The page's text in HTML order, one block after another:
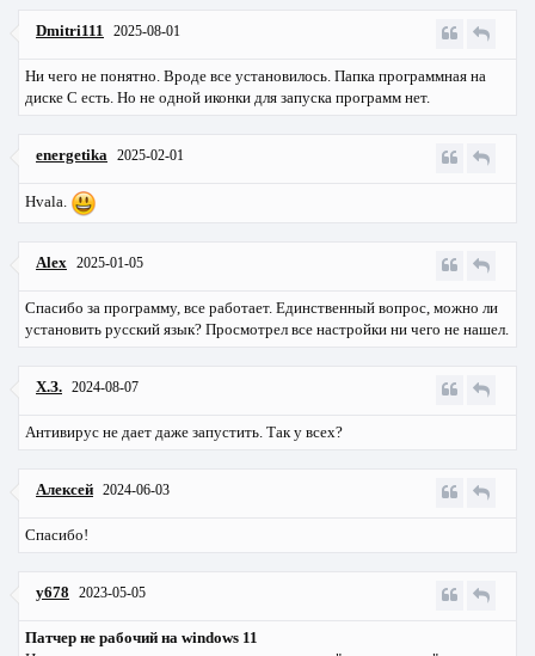
Dmitri111 2025-08-01
Ни чего не понятно. Вроде все установилось. Папка программная на
диске С есть. Но не одной иконки для запуска программ нет.
energetika 2025-02-01
Hvala.
Alex 2025-01-05
Спасибо за программу, все работает. Единственный вопрос, можно ли
установить русский язык? Просмотрел все настройки ни чего не нашел.
Х.З. 2024-08-07
Антивирус не дает даже запустить. Так у всех?
Алексей 2024-06-03
Спасибо!
y678 2023-05-05
Патчер не рабочий на windows 11